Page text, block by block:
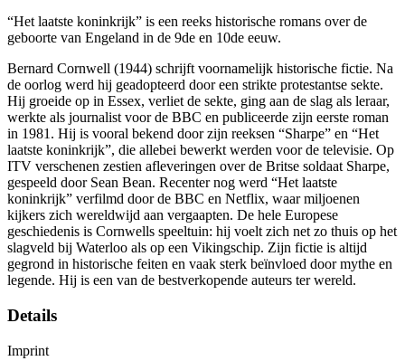
“Het laatste koninkrijk” is een reeks historische romans over de
geboorte van Engeland in de 9de en 10de eeuw.
Bernard Cornwell (1944) schrijft voornamelijk historische fictie. Na
de oorlog werd hij geadopteerd door een strikte protestantse sekte.
Hij groeide op in Essex, verliet de sekte, ging aan de slag als leraar,
werkte als journalist voor de BBC en publiceerde zijn eerste roman
in 1981. Hij is vooral bekend door zijn reeksen “Sharpe” en “Het
laatste koninkrijk”, die allebei bewerkt werden voor de televisie. Op
ITV verschenen zestien afleveringen over de Britse soldaat Sharpe,
gespeeld door Sean Bean. Recenter nog werd “Het laatste
koninkrijk” verfilmd door de BBC en Netflix, waar miljoenen
kijkers zich wereldwijd aan vergaapten. De hele Europese
geschiedenis is Cornwells speeltuin: hij voelt zich net zo thuis op het
slagveld bij Waterloo als op een Vikingschip. Zijn fictie is altijd
gegrond in historische feiten en vaak sterk beïnvloed door mythe en
legende. Hij is een van de bestverkopende auteurs ter wereld.
Details
Imprint